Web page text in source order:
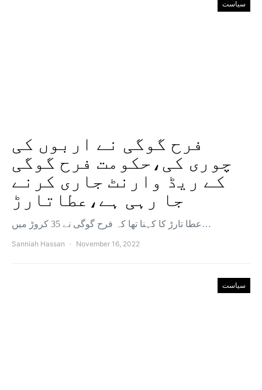
سیاست
فرح گوگی نے اربوں کی
چوری کی،حکومت فرح گوگی
کے ریڈ وارنٹ جاری کرنے
جا رہی ہے،عطاتارڑ
عطا تارڑ کا کہنا تھا کہ فرح گوگی نے 35 کروڑ میں…
Sanniah Hassan November 16, 2022
سیاست